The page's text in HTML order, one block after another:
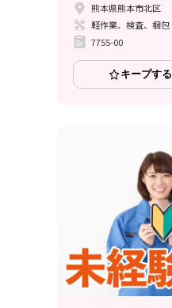
熊本県熊本市北区
7755-00
キープする